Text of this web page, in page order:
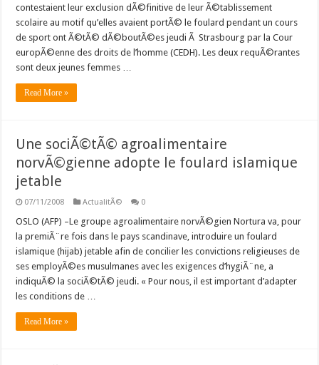
contestaient leur exclusion dÃ©finitive de leur Ã©tablissement
scolaire au motif qu’elles avaient portÃ© le foulard pendant un cours
de sport ont Ã©tÃ© dÃ©boutÃ©es jeudi Ã Strasbourg par la Cour
europÃ©enne des droits de l’homme (CEDH). Les deux requÃ©rantes
sont deux jeunes femmes …
Read More »
Une sociÃ©tÃ© agroalimentaire
norvÃ©gienne adopte le foulard islamique
jetable
07/11/2008 ActualitÃ© 0
OSLO (AFP) –Le groupe agroalimentaire norvÃ©gien Nortura va, pour
la premiÃ¨re fois dans le pays scandinave, introduire un foulard
islamique (hijab) jetable afin de concilier les convictions religieuses de
ses employÃ©es musulmanes avec les exigences d’hygiÃ¨ne, a
indiquÃ© la sociÃ©tÃ© jeudi. « Pour nous, il est important d’adapter
les conditions de …
Read More »